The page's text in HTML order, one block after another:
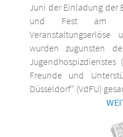
Juni der Einladung der
und Fest am
wurden zugunsten
Jugendhospizdienstes
Freunde und
Düsseldorf“ (VdFU)